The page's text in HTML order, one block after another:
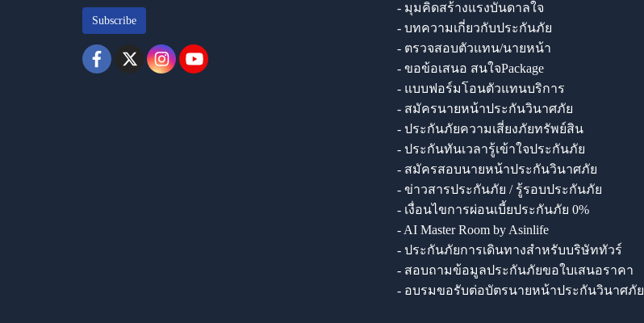
Subscribe
- มุมคิดสร้างแรงบันดาลใจ
- บทความเกี่ยวกับประกันภัย
- ตรวจสอบตัวแทน/นายหน้า
- ขอข้อเสนอ สนใจPackage
- แบบฟอร์มโอนตัวแทนบริการ
- สมัครนายหน้าประกันวินาศภัย
- ประกันภัยความเสี่ยงภัยทรัพย์สิน
- ประกันทันเวลารู้เข้าใจประกันภัย
- สมัครสอบนายหน้าประกันวินาศภัย
- ข่าวสารประกันภัย / รู้รอบประกันภัย
- เงื่อนไขการผ่อนเบี้ยประกันภัย 0%
- AI Master Room by Asinlife
- ประกันภัยการเดินทางสำหรับบริษัททัวร์
- สอบถามข้อมูลประกันภัยขอใบเสนอราคา
- อบรมขอรับต่อบัตรนายหน้าประกันวินาศภัย